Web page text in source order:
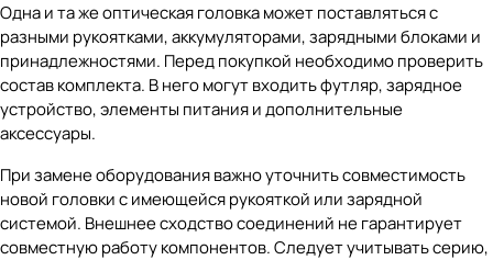
Одна и та же оптическая головка может поставляться с
разными рукоятками, аккумуляторами, зарядными блоками и
принадлежностями. Перед покупкой необходимо проверить
состав комплекта. В него могут входить футляр, зарядное
устройство, элементы питания и дополнительные
аксессуары.
При замене оборудования важно уточнить совместимость
новой головки с имеющейся рукояткой или зарядной
системой. Внешнее сходство соединений не гарантирует
совместную работу компонентов. Следует учитывать серию,